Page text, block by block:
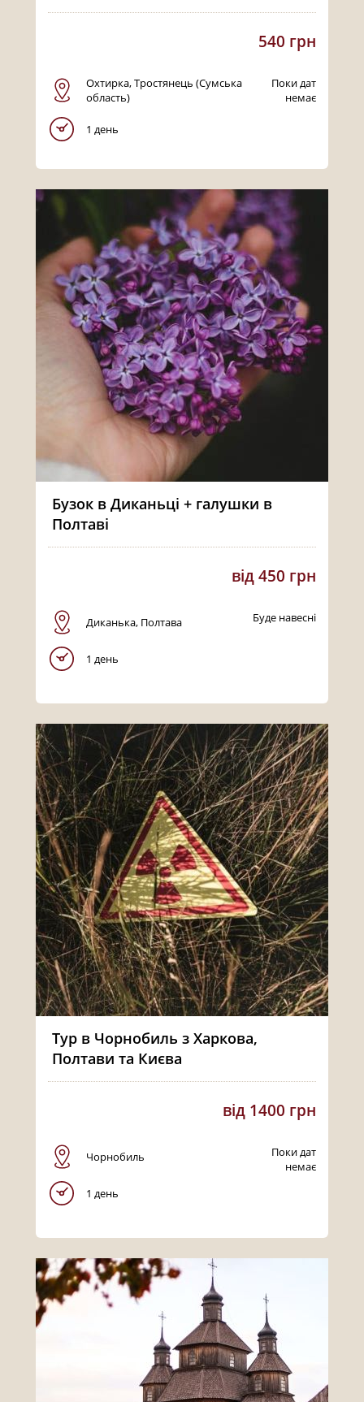
540 грн
Охтирка, Тростянець (Сумська
область)
1 день
Поки дат
немає
Бузок в Диканьці + галушки в
Полтаві
від 450 грн
Диканька, Полтава
1 день
Буде навесні
Тур в Чорнобиль з Харкова,
Полтави та Києва
від 1400 грн
Чорнобиль
1 день
Поки дат
немає